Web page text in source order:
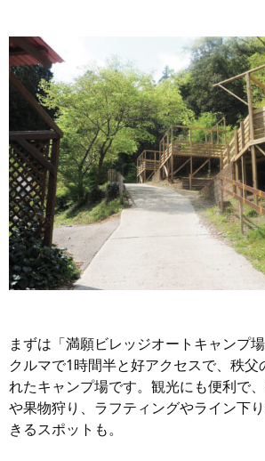
まずは「満願ビレッジオートキャンプ
クルマで1時間半と好アクセスで、秩父
れたキャンプ場です。観光にも便利で
や果物狩り、ラフティングやライン下
きるスポットも。